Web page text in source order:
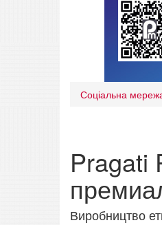
Соціальна
Pragati
Виробництво